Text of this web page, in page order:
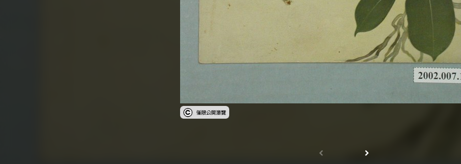
受著作權法保護-僅限於本平台有限度公開瀏覽